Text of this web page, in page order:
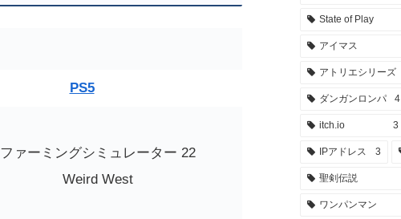
PS5
ファーミングシミュレーター 22
Weird West
State of Play
アイマス
アトリエシリーズ
ダンガンロンパ 4
itch.io 3
IPアドレス 3
聖剣伝説
ワンパンマン